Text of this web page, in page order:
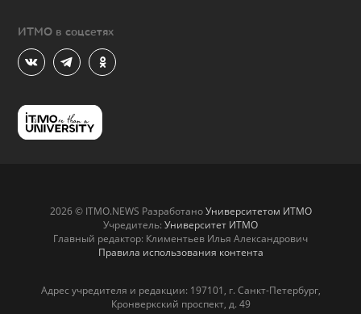
ИТМО в соцсетях
2026 © ITMO.NEWS РазработаноУниверситетом ИТМО
Учредитель: Университет ИТМО
Главный редактор: Климентьев Илья Александрович
Правила использования контента
Адрес учредителя и редакции: 197101, г. Санкт-Петербург,
Кронверкский проспект, д. 49